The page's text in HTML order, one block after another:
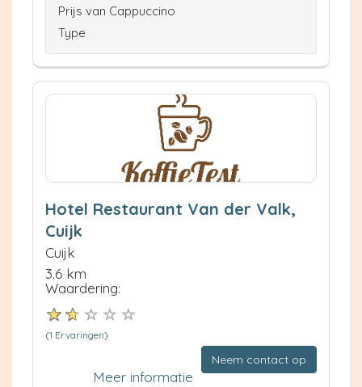
Prijs van Cappuccino
Type
Hotel Restaurant Van der Valk,
Cuijk
Cuijk
3.6 km
Waardering:
(1 Ervaringen)
Neem contact op
Meer informatie